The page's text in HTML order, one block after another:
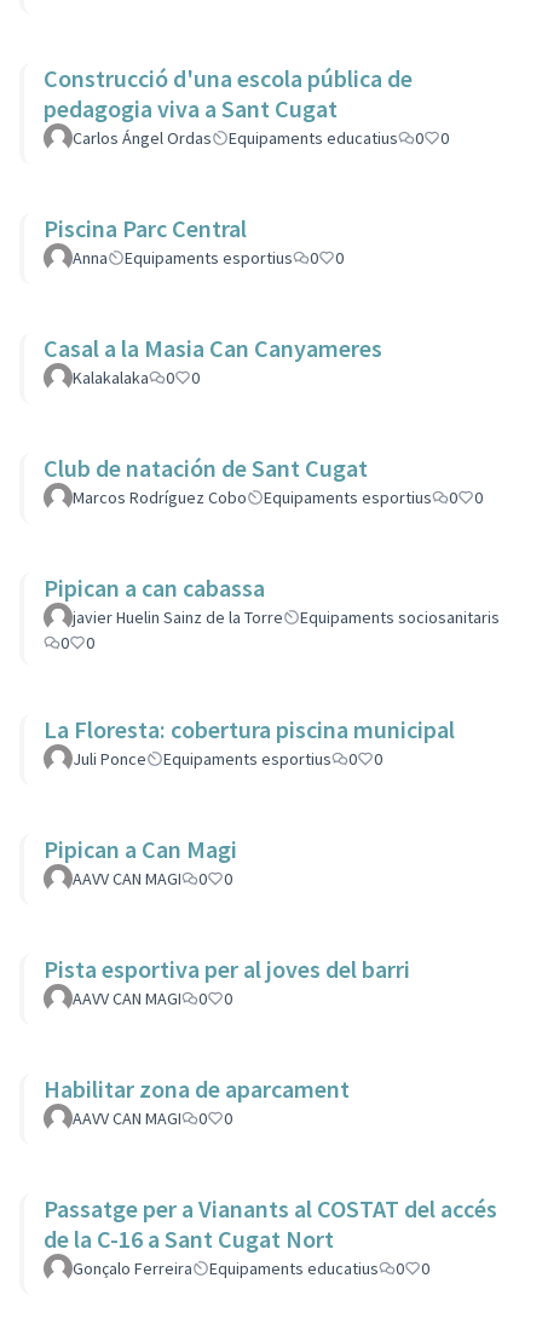
Construcció d'una escola pública de
pedagogia viva a Sant Cugat
Carlos Ángel Ordas Equipaments educatius 0 0
Piscina Parc Central
Anna Equipaments esportius 0 0
Casal a la Masia Can Canyameres
Kalakalaka 0 0
Club de natación de Sant Cugat
Marcos Rodríguez Cobo Equipaments esportius 0 0
Pipican a can cabassa
javier Huelin Sainz de la Torre
Equipaments sociosanitaris
0
0
La Floresta: cobertura piscina municipal
Juli Ponce Equipaments esportius 0 0
Pipican a Can Magi
AAVV CAN MAGI 0 0
Pista esportiva per al joves del barri
AAVV CAN MAGI 0 0
Habilitar zona de aparcament
AAVV CAN MAGI 0 0
Passatge per a Vianants al COSTAT del accés
de la C-16 a Sant Cugat Nort
Gonçalo Ferreira Equipaments educatius 0 0